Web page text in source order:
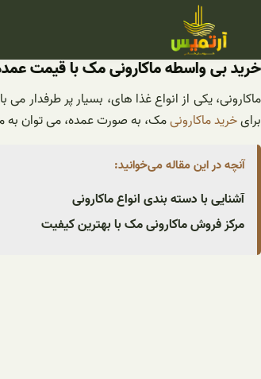
خرید بی واسطه ماکارونی مک با قیمت
ماکارونی، یکی از انواع غذا های، بسیار پر
برایخرید ماکارونیمک، به صورت عمده، می توان به
آنچه در این مقاله می‌خوانید:
آشنایی با دسته بندی انواع ماکارونی
مرکز فروش ماکارونی مک با بهترین کیفیت